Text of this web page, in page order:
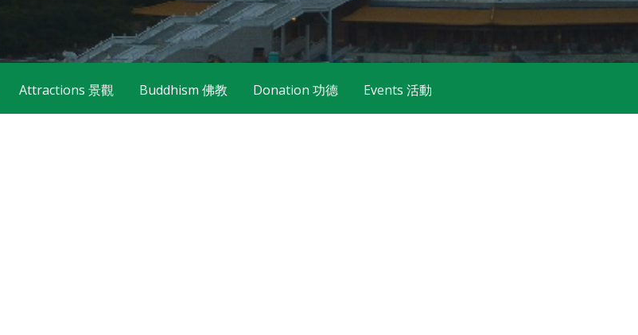
Attractions 景觀 Buddhism 佛教 Donation 功德 Events 活動